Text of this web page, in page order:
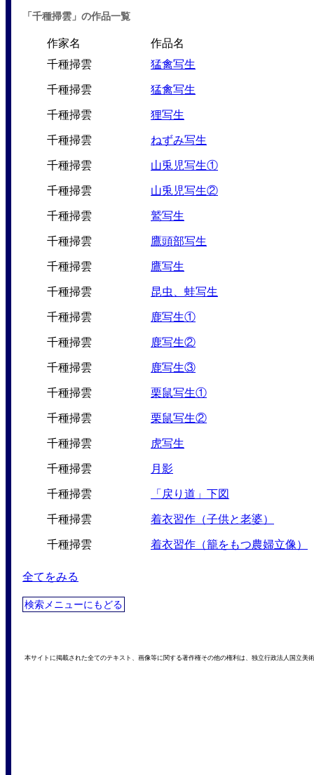
「千種掃雲」の作品一覧
作家名
作品名
千種掃雲
猛禽写生
千種掃雲 猛禽写生
千種掃雲 狸写生
千種掃雲 ねずみ写生
千種掃雲 山兎児写生①
千種掃雲 山兎児写生②
千種掃雲 鷲写生
千種掃雲 鷹頭部写生
千種掃雲 鷹写生
千種掃雲 昆虫、蛙写生
千種掃雲 鹿写生①
千種掃雲 鹿写生②
千種掃雲 鹿写生③
千種掃雲 栗鼠写生①
千種掃雲 栗鼠写生②
千種掃雲 虎写生
千種掃雲 月影
千種掃雲 「戻り道」下図
千種掃雲 着衣習作（子供と老婆）
千種掃雲 着衣習作（籠をもつ農婦立像）
全てをみる
検索メニューにもどる
本サイトに掲載された全てのテキスト、画像等に関する著作権その他の権利は、独立行政法人国立